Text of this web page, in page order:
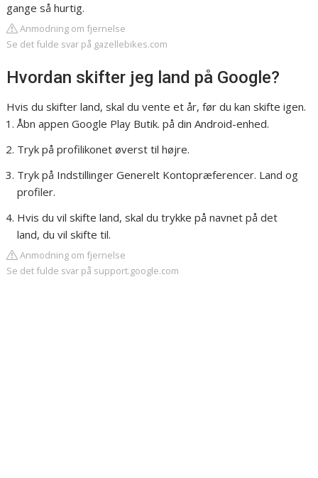
gange så hurtig.
Anmodning om fjernelse
Se det fulde svar på gazellebikes.com
Hvordan skifter jeg land på Google?
Hvis du skifter land, skal du vente et år, før du kan skifte igen.
Åbn appen Google Play Butik. på din Android-enhed.
Tryk på profilikonet øverst til højre.
Tryk på Indstillinger Generelt Kontopræferencer. Land og
profiler.
Hvis du vil skifte land, skal du trykke på navnet på det
land, du vil skifte til.
Anmodning om fjernelse
Se det fulde svar på support.google.com